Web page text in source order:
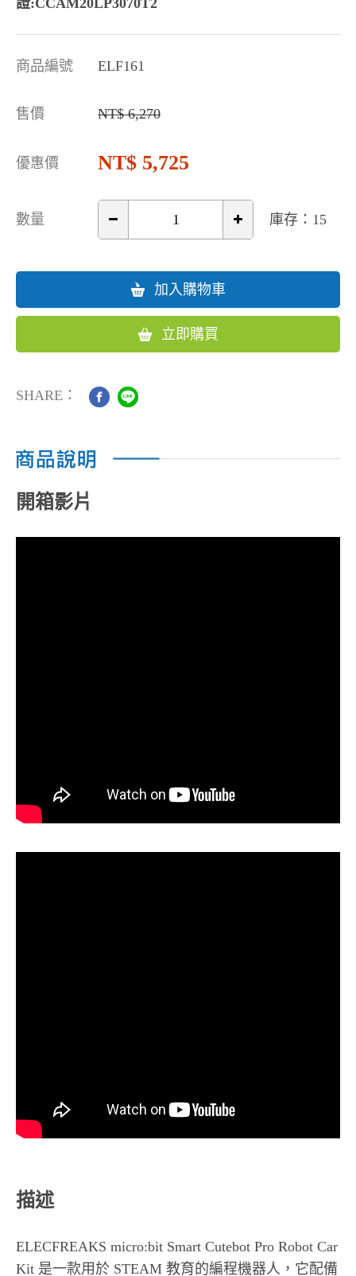
證:CCAM20LP3070T2
商品編號 ELF161
售價 6,270
優惠價 5,725
數量 庫存：15
加入購物車
立即購買
SHARE：
開箱影片
描述
ELECFREAKS micro:bit Smart Cutebot Pro Robot Car
Kit 是一款用於 STEAM 教育的編程機器人，它配備